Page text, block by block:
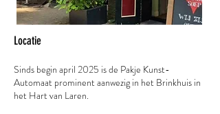
Locatie
Sinds begin april 2025 is de Pakje Kunst-
Automaat prominent aanwezig in het Brinkhuis in
het Hart van Laren.